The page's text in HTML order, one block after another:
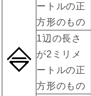
ートルの正
方形のもの
1辺の長さ
が2ミリメ
ートルの正
方形のもの